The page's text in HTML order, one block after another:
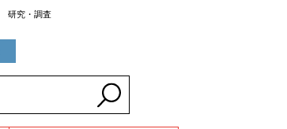
研究・調査